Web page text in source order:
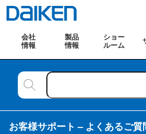
会社
情報
製品
情報
ショー
ルーム
お客様サポート – よくあるご質